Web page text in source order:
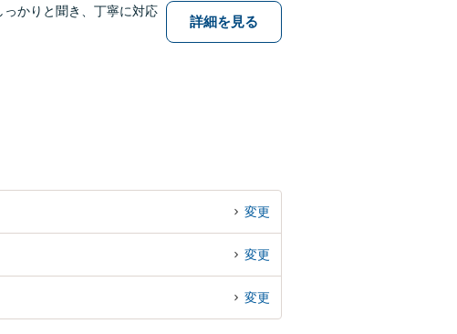
っかりと聞き、丁寧に対応
詳細を見る
変更
変更
変更